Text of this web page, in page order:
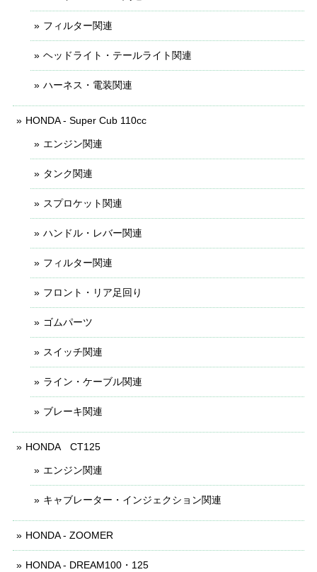
フィルター関連
ヘッドライト・テールライト関連
ハーネス・電装関連
HONDA - Super Cub 110cc
エンジン関連
タンク関連
スプロケット関連
ハンドル・レバー関連
フィルター関連
フロント・リア足回り
ゴムパーツ
スイッチ関連
ライン・ケーブル関連
ブレーキ関連
HONDA CT125
エンジン関連
キャブレーター・インジェクション関連
HONDA - ZOOMER
HONDA - DREAM100・125